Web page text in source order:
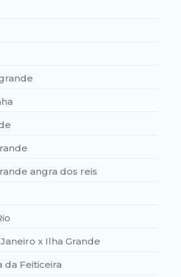
angra dos reis
x Ilha Grande
da Feiticeira